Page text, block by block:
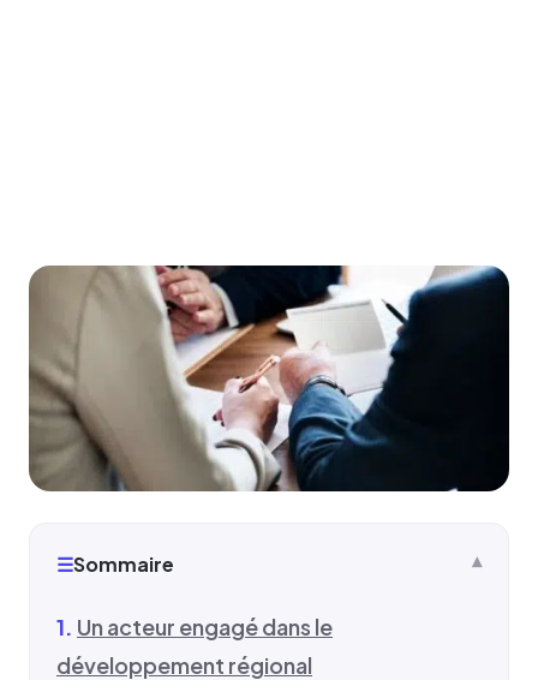
☰Sommaire
Un acteur engagé dans le
développement régional